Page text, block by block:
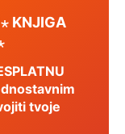
KNJIGA
tvoje